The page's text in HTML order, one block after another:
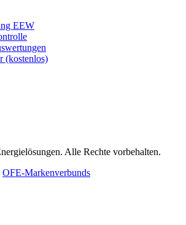
EEW
(kostenlos)
Alle Rechte vorbehalten.
OFE-Markenverbunds